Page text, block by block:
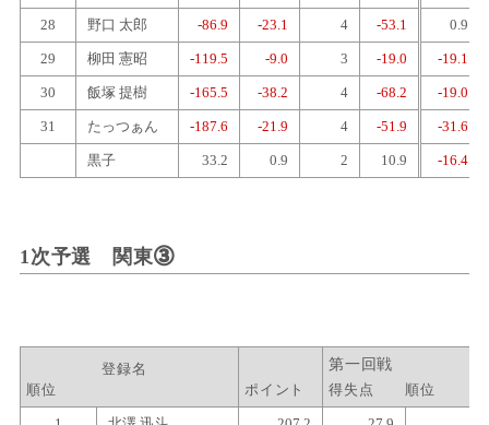
28 野口 太郎 -86.9 -23.1 4 -53.1 0.9
29 柳田 憲昭 -119.5 -9.0 3 -19.0 -19.1
30 飯塚 提樹 -165.5 -38.2 4 -68.2 -19.0
31 たっつぁん -187.6 -21.9 4 -51.9 -31.6
黒子 33.2 0.9 2 10.9 -16.4
1次予選 関東③
順位
登録名
ポイント
得失点 順位